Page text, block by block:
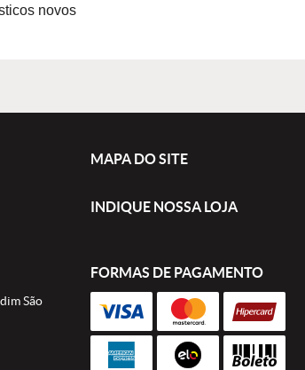
novos
MAPA DO SITE
INDIQUE NOSSA LOJA
São
FORMAS DE PAGAMENTO